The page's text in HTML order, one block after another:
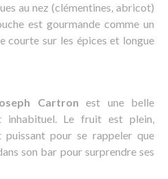
au nez (clémentines, abricot)
est gourmande comme un
courte sur les épices et longue
Cartron est une belle
inhabituel. Le fruit est plein,
pour se rappeler que
son bar pour surprendre ses